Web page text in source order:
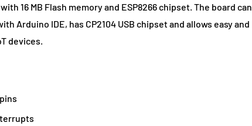
16 MB Flash memory and ESP8266 chipset. The board can
Arduino IDE, has CP2104 USB chipset and allows easy and
devices.